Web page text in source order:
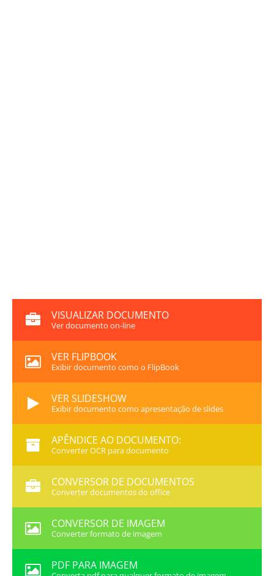
VISUALIZAR DOCUMENTO
Ver documento on-line
VER FLIPBOOK
Exibir documento como o FlipBook
VER SLIDESHOW
Exibir documento como apresentação de slides
APÊNDICE AO DOCUMENTO:
Converter OCR para documento
CONVERSOR DE DOCUMENTOS
Converter documentos do office
CONVERSOR DE IMAGEM
Converter formato de imagem
PDF PARA IMAGEM